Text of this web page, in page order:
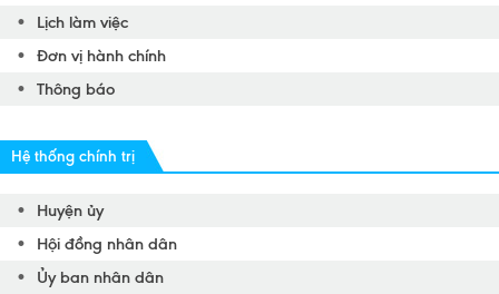
Lịch làm việc
Đơn vị hành chính
Thông báo
Hệ thống chính trị
Huyện ủy
Hội đồng nhân dân
Ủy ban nhân dân